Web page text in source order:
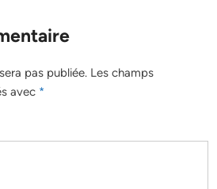
pas publiée. Les champs
avec *